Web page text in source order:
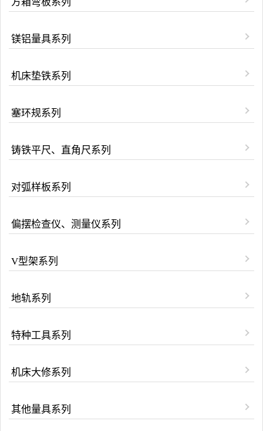
镁铝量具系列
机床垫铁系列
塞环规系列
铸铁平尺、直角尺系列
对弧样板系列
偏摆检查仪、测量仪系列
V型架系列
地轨系列
特种工具系列
机床大修系列
其他量具系列